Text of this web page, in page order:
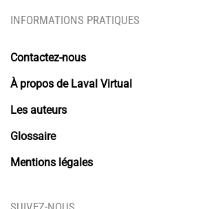
INFORMATIONS PRATIQUES
Contactez-nous
À propos de Laval Virtual
Les auteurs
Glossaire
Mentions légales